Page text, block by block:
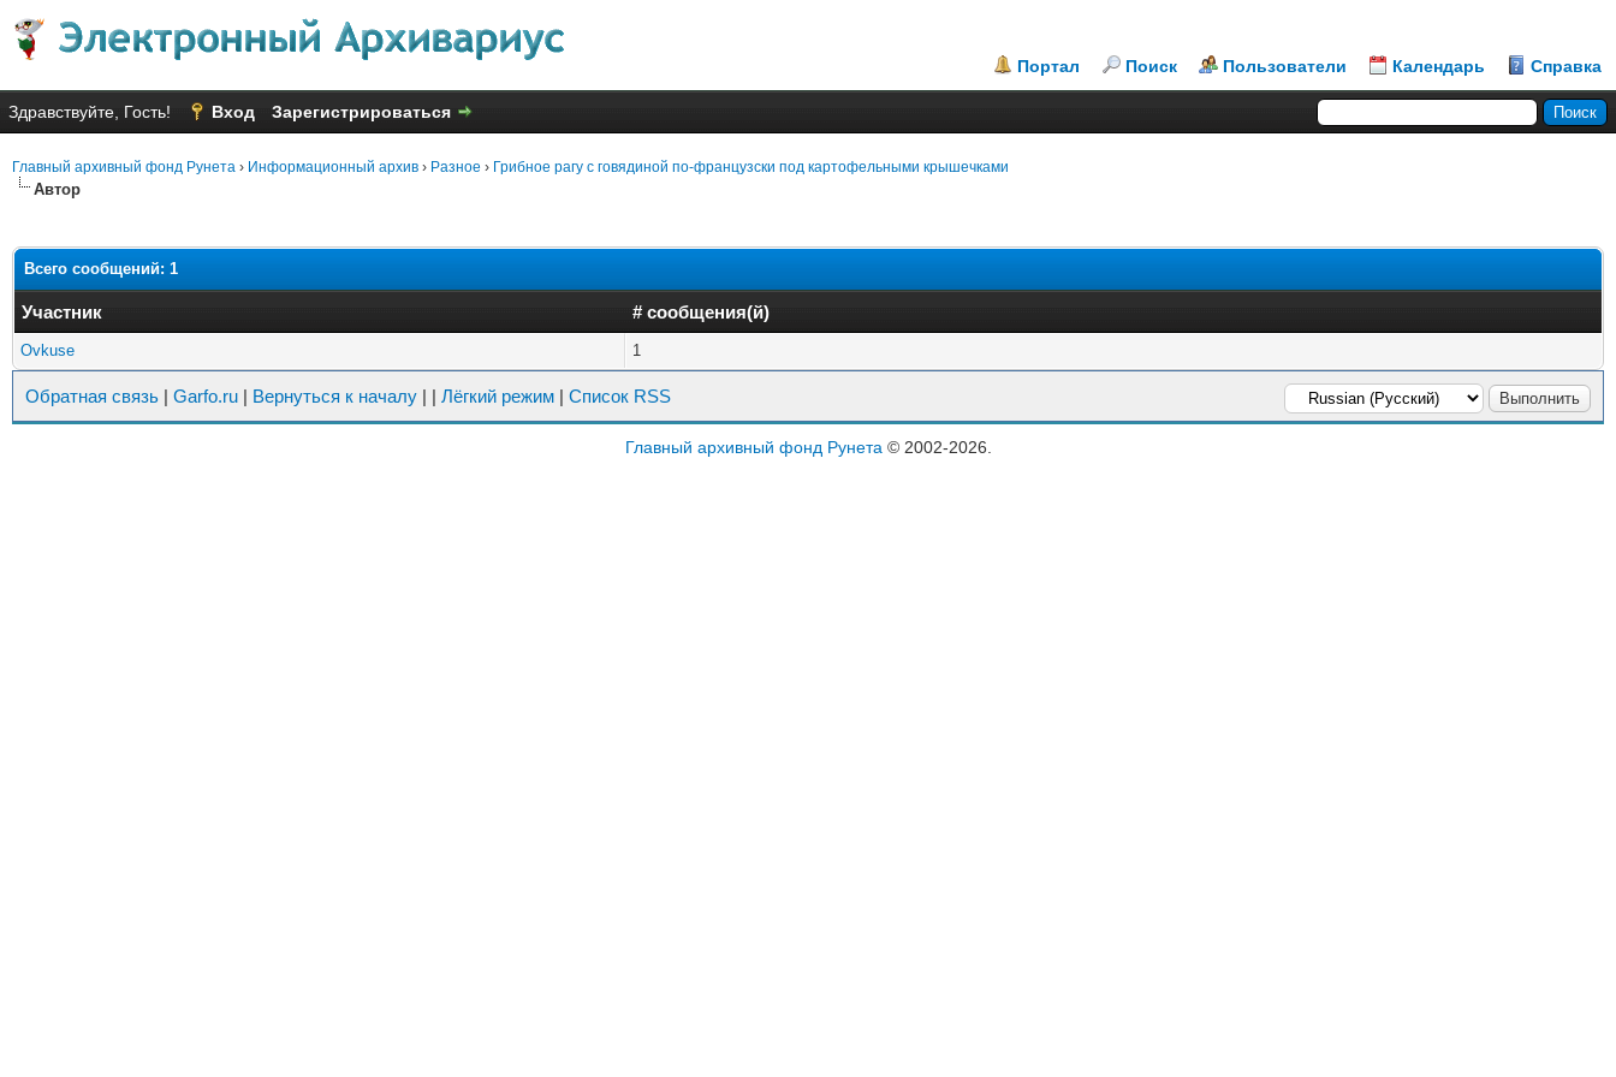
Портал Поиск Пользователи Календарь Справка
Здравствуйте, Гость! Вход Зарегистрироваться
Главный архивный фонд Рунета › Информационный архив › Разное › Грибное рагу с говядиной по-французски под картофельными крышечками
Автор
Всего сообщений: 1
Участник # сообщения(й)
Ovkuse 1
Обратная связь | Garfo.ru | Вернуться к началу | | Лёгкий режим | Список RSS
Главный архивный фонд Рунета © 2002-2026.